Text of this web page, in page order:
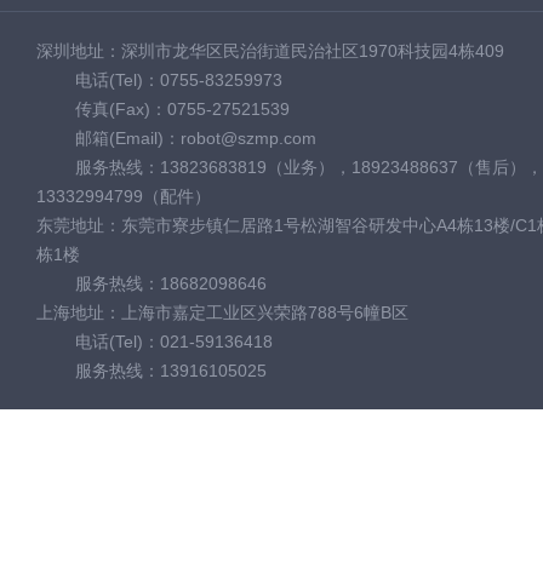
深圳地址：深圳市龙华区民治街道民治社区1970科技园4栋409
电话(Tel)：0755-83259973
传真(Fax)：0755-27521539
邮箱(Email)：robot@szmp.com
服务热线：13823683819（业务），18923488637（售后），
13332994799（配件）
东莞地址：东莞市寮步镇仁居路1号松湖智谷研发中心A4栋13楼/C1
栋1楼
服务热线：18682098646
上海地址：上海市嘉定工业区兴荣路788号6幢B区
电话(Tel)：021-59136418
服务热线：13916105025